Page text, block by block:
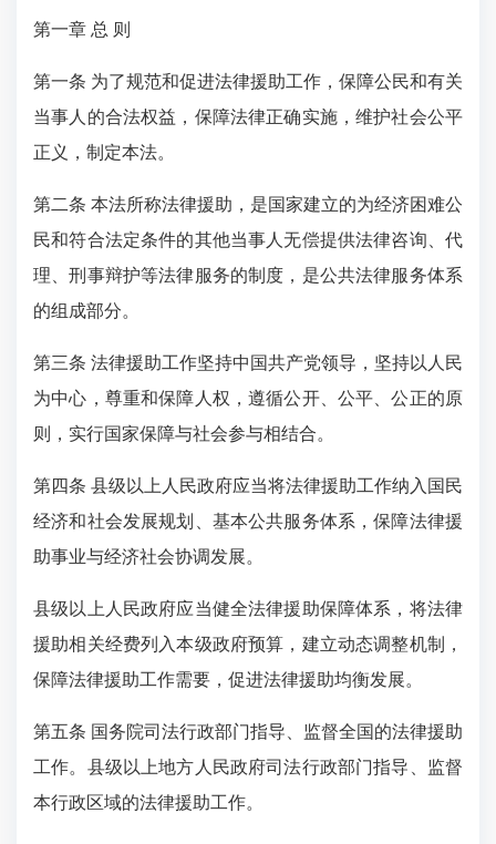
第一章 总 则
第一条 为了规范和促进法律援助工作，保障公民和有关
当事人的合法权益，保障法律正确实施，维护社会公平
正义，制定本法。
第二条 本法所称法律援助，是国家建立的为经济困难公
民和符合法定条件的其他当事人无偿提供法律咨询、代
理、刑事辩护等法律服务的制度，是公共法律服务体系
的组成部分。
第三条 法律援助工作坚持中国共产党领导，坚持以人民
为中心，尊重和保障人权，遵循公开、公平、公正的原
则，实行国家保障与社会参与相结合。
第四条 县级以上人民政府应当将法律援助工作纳入国民
经济和社会发展规划、基本公共服务体系，保障法律援
助事业与经济社会协调发展。
县级以上人民政府应当健全法律援助保障体系，将法律
援助相关经费列入本级政府预算，建立动态调整机制，
保障法律援助工作需要，促进法律援助均衡发展。
第五条 国务院司法行政部门指导、监督全国的法律援助
工作。县级以上地方人民政府司法行政部门指导、监督
本行政区域的法律援助工作。